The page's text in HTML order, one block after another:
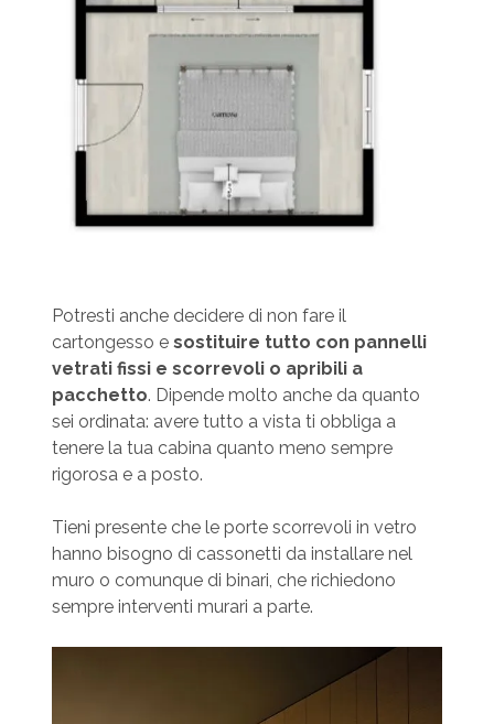
Potresti anche decidere di non fare il
cartongesso e sostituire tutto con pannelli
vetrati fissi e scorrevoli o apribili a
pacchetto. Dipende molto anche da quanto
sei ordinata: avere tutto a vista ti obbliga a
tenere la tua cabina quanto meno sempre
rigorosa e a posto.
Tieni presente che le porte scorrevoli in vetro
hanno bisogno di cassonetti da installare nel
muro o comunque di binari, che richiedono
sempre interventi murari a parte.